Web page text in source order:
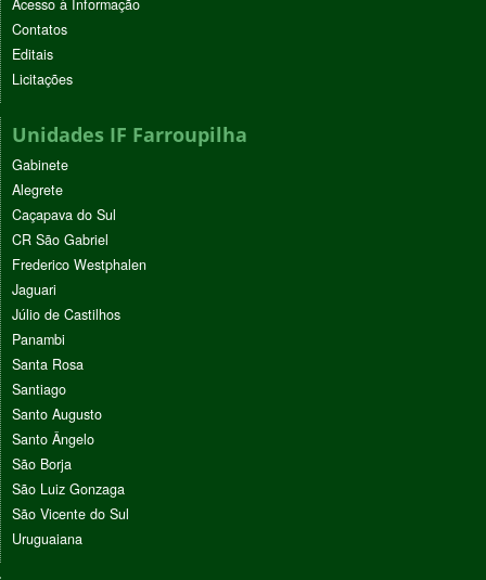
Acesso à Informação
Contatos
Editais
Licitações
Unidades IF Farroupilha
Gabinete
Alegrete
Caçapava do Sul
CR São Gabriel
Frederico Westphalen
Jaguari
Júlio de Castilhos
Panambi
Santa Rosa
Santiago
Santo Augusto
Santo Ângelo
São Borja
São Luiz Gonzaga
São Vicente do Sul
Uruguaiana